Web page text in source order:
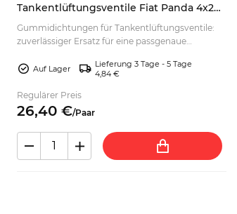
Tankentlüftungsventile Fiat Panda 4x2
4x4 Y10 7548231
Gummidichtungen für Tankentlüftungsventile:
zuverlässiger Ersatz für eine passgenaue
bestellen.
Auf Lager
Lieferung 3 Tage - 5 Tage
4,84 €
Regulärer Preis
26,40 €/Paar